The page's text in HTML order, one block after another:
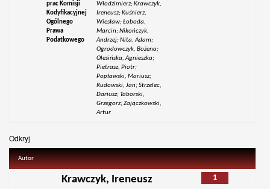
prac Komisji
Kodyfikacyjnej
Ogólnego
Prawa
Podatkowego
Włodzimierz; Krawczyk,
Ireneusz; Kuśnierz,
Wiesław; Łoboda,
Marcin; Nikończyk,
Andrzej; Nita, Adam;
Ogrodowczyk, Bożena;
Olesińska, Agnieszka;
Pietrasz, Piotr;
Popławski, Mariusz;
Rudowski, Jan; Strzelec,
Dariusz; Taborski,
Grzegorz; Zajączkowski,
Artur
Odkryj
Autor
1
Krawczyk, Ireneusz